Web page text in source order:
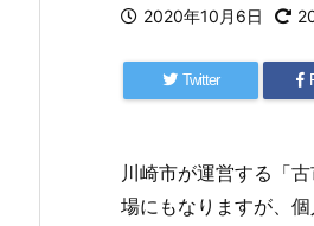
2020年10月6日
Twitter
川崎市が運営する「
場にもなりますが、